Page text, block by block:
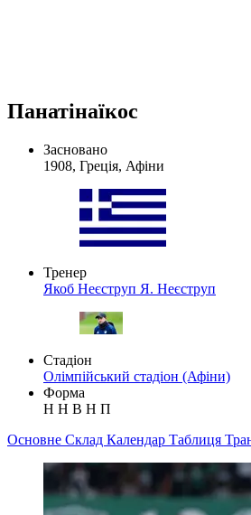
Панатінаїкос
Засновано
1908, Греція, Афіни
Тренер
Якоб Неєструп Я. Неєструп
Стадіон
Олімпійський стадіон (Афіни)
Форма
Н Н В Н П
Основне Склад Календар Таблиця